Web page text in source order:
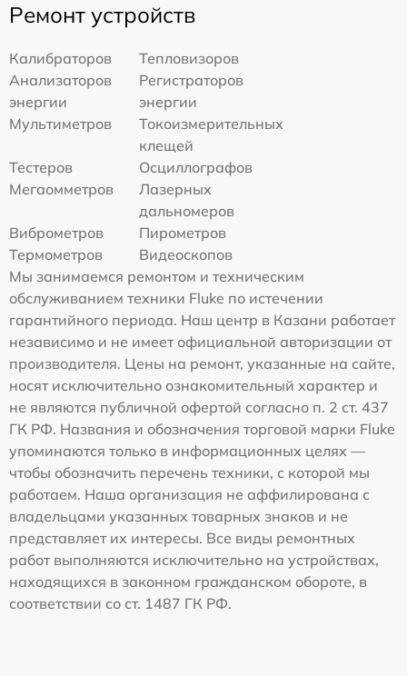
Ремонт устройств
Калибраторов
Тепловизоров
Анализаторов
энергии
Регистраторов
энергии
Мультиметров
Токоизмерительных
клещей
Тестеров
Осциллографов
Мегаомметров
Лазерных
дальномеров
Виброметров
Пирометров
Термометров
Видеоскопов
Мы занимаемся ремонтом и техническим
обслуживанием техники Fluke по истечении
гарантийного периода. Наш центр в Казани работает
независимо и не имеет официальной авторизации от
производителя. Цены на ремонт, указанные на сайте,
носят исключительно ознакомительный характер и
не являются публичной офертой согласно п. 2 ст. 437
ГК РФ. Названия и обозначения торговой марки Fluke
упоминаются только в информационных целях —
чтобы обозначить перечень техники, с которой мы
работаем. Наша организация не аффилирована с
владельцами указанных товарных знаков и не
представляет их интересы. Все виды ремонтных
работ выполняются исключительно на устройствах,
находящихся в законном гражданском обороте, в
соответствии со ст. 1487 ГК РФ.